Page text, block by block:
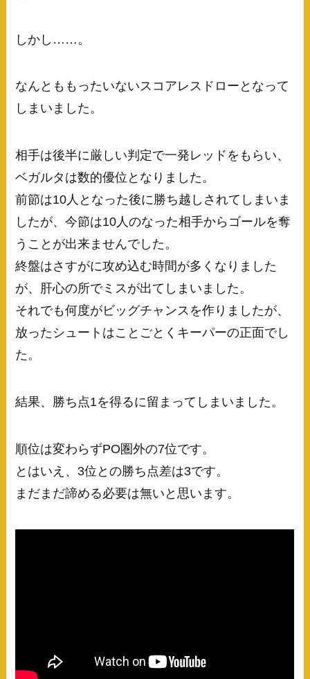
しかし……。
なんとももったいないスコアレスドローとなって
しまいました。
相手は後半に厳しい判定で一発レッドをもらい、
ベガルタは数的優位となりました。
前節は10人となった後に勝ち越しされてしまいま
したが、今節は10人のなった相手からゴールを奪
うことが出来ませんでした。
終盤はさすがに攻め込む時間が多くなりました
が、肝心の所でミスが出てしまいました。
それでも何度がビッグチャンスを作りましたが、
放ったシュートはことごとくキーパーの正面でし
た。
結果、勝ち点1を得るに留まってしまいました。
順位は変わらずPO圏外の7位です。
とはいえ、3位との勝ち点差は3です。
まだまだ諦める必要は無いと思います。